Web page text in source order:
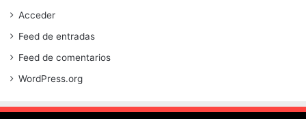
Acceder
Feed de entradas
Feed de comentarios
WordPress.org